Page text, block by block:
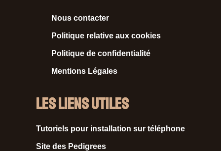
Nous contacter
Politique relative aux cookies
Politique de confidentialité
Mentions Légales
Les liens utiles
Tutoriels pour installation sur téléphone
Site des Pedigrees